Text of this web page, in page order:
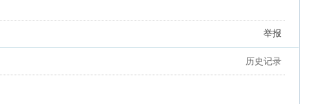
举报
历史记录